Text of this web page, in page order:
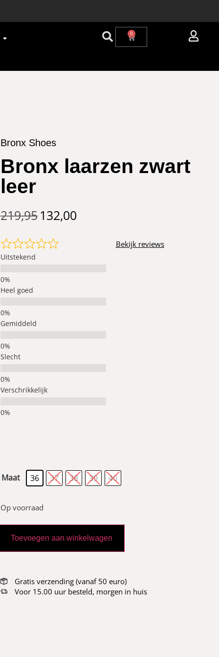
0
Bronx Shoes
Bronx laarzen zwart
leer
219,95132,00
Uitstekend
Heel goed
Gemiddeld
Slecht
Verschrikkelijk
Bekijk reviews
Maat 36 37 38 39 40
Op voorraad
Toevoegen aan winkelwagen
Gratis verzending (vanaf 50 euro)
Voor 15.00 uur besteld, morgen in huis